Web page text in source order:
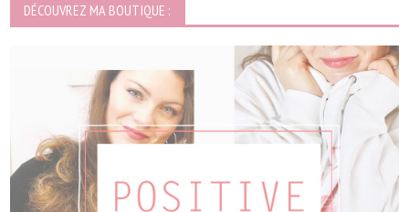
DÉCOUVREZ MA BOUTIQUE :